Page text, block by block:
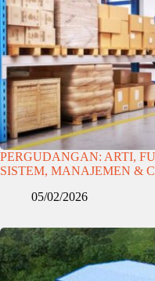
PERGUDANGAN: ARTI,
SISTEM, MANAJEMEN &
05/02/2026